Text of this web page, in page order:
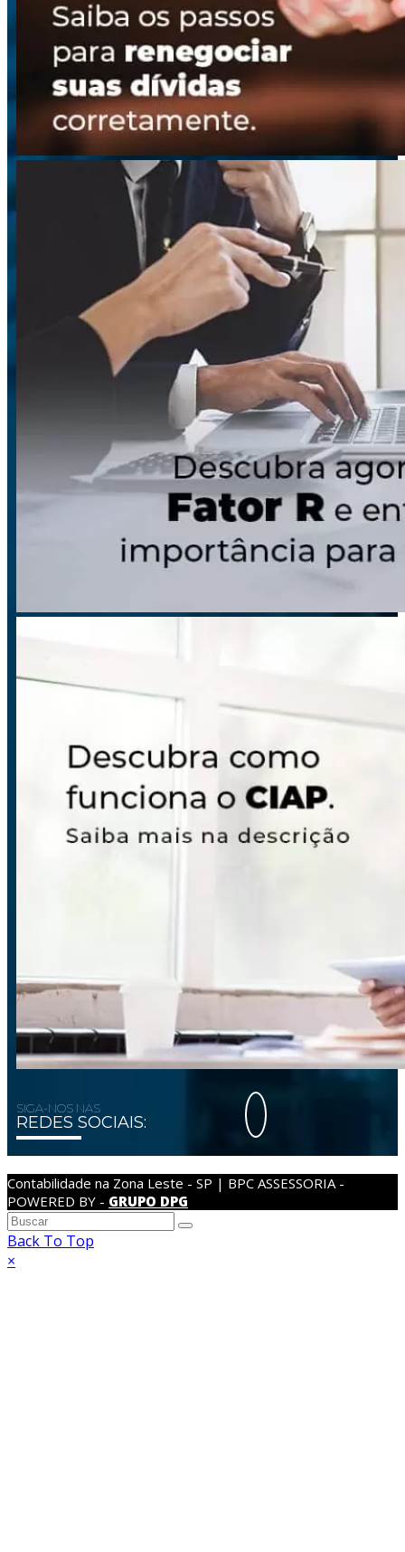
SIGA-NOS NAS
REDES SOCIAIS:
Contabilidade na Zona Leste - SP | BPC ASSESSORIA -
POWERED BY - GRUPO DPG
Back To Top
×